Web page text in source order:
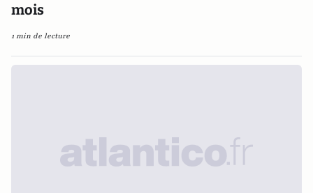
mois
1 min de lecture